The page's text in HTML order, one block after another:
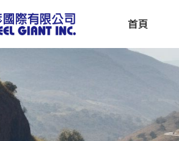
首頁
產品採購指南 TBS
全球電動自行車專刊 EBS